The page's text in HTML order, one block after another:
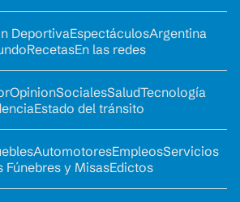
DeportivaEspectáculosArgentina
RecetasEn las redes
OpinionSocialesSaludTecnología
Estado del tránsito
AutomotoresEmpleosServicios
Fúnebres y MisasEdictos